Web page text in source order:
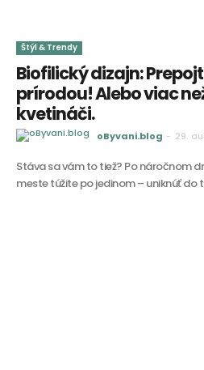
Štýl & Trendy
Biofilický dizajn:
prírodou! Alebo viac
kvetináči.
oByvani.blog - 29.
Stáva sa vám to tiež? Po náročnom
meste túžite po jedinom – uniknúť do